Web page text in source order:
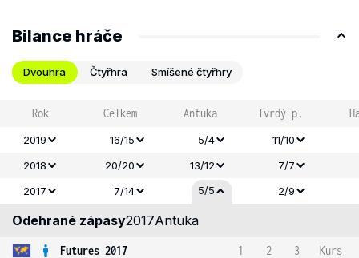
Bilance hráče
Dvouhra Čtyřhra Smíšené čtyřhry
Rok Celkem Antuka Tvrdý p.
2019 16/15 5/4
11/10
2018
20/20 13/12
7/7
2017
7/14 5/5 2/9
Odehrané zápasy2017Antuka
Futures 2017 1 2 3
Kurs